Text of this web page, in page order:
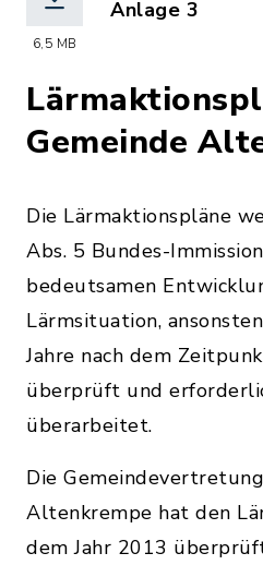
6,5 MB
Anlage 3
Gemeinde
Die Lärmaktionspläne
Abs. 5 Bundes-
bedeutsamen
Lärmsituation,
Jahre nach dem
überprüft und
überarbeitet.
Die
Altenkrempe hat den
dem Jahr 2013